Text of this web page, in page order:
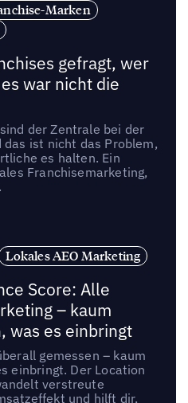
Marken
gefragt, wer
war nicht die
der Zentrale bei der
das ist nicht das Problem,
es halten. Ein
Franchisemarketing,
Lokales AEO Marketing
Score: Alle
– kaum
was es einbringt
gemessen – kaum
einbringt. Der Location
verstreute
und hilft dir,